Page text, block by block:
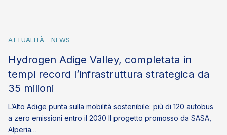
ATTUALITÀ - NEWS
Hydrogen Adige Valley, completata in
tempi record l’infrastruttura strategica da
35 milioni
L’Alto Adige punta sulla mobilità sostenibile: più di 120 autobus
a zero emissioni entro il 2030 Il progetto promosso da SASA,
Alperia…